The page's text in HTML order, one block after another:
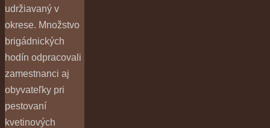
udržiavaný v
okrese. Množstvo
brigádnických
hodín odpracovali
zamestnanci aj
obyvateľky pri
pestovaní
kvetinových